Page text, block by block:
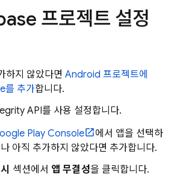
프로젝트 설정
하지 않았다면 Android 프로젝트에
를 추가합니다.
API를 사용 설정합니다.
Play Console
에서 앱을 선택하
아직 추가하지 않았다면 추가합니다.
섹션에서 앱 무결성을 클릭합니다.